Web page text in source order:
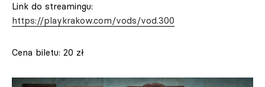
Link do streamingu:
https://playkrakow.com/vods/vod.300
Cena biletu: 20 zł